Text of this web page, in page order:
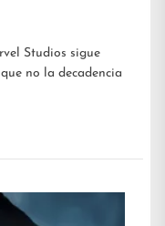
Studios sigue
no la decadencia